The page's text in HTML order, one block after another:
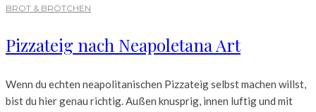
BROT & BRÖTCHEN
Pizzateig nach Neapoletana Art
Wenn du echten neapolitanischen Pizzateig selbst machen willst,
bist du hier genau richtig. Außen knusprig, innen luftig und mit